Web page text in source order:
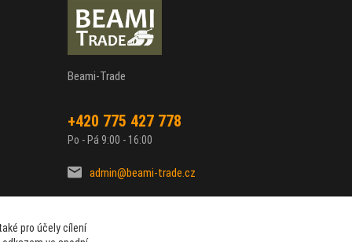
Beami-Trade
+420 775 427 778
Po - Pá 9:00 - 16:00
admin@beami-trade.cz
pro účely cílení